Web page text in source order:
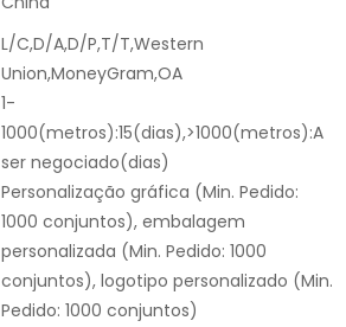
L/C,D/A,D/P,T/T,Western
Union,MoneyGram,OA
1-
1000(metros):15(dias),>1000(metros):A
ser negociado(dias)
Personalização gráfica (Min. Pedido:
1000 conjuntos), embalagem
personalizada (Min. Pedido: 1000
conjuntos), logotipo personalizado (Min.
Pedido: 1000 conjuntos)